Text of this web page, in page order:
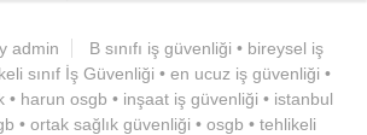
admin B sınıfı iş güvenliği • bireysel iş
sınıf İş Güvenliği • en ucuz iş güvenliği •
• harun osgb • inşaat iş güvenliği • istanbul
• ortak sağlık güvenliği • osgb • tehlikeli